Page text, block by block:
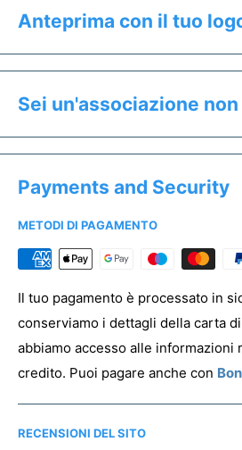
Anteprima con il tuo
Clicca il pulsante "Preventivo &
Calcolare il prezzo esatto del
Salvare un preventivo
Acquistare campioni senza
Sei un'associazione
Se sei un'associazione non profit
Terzo Settore.
Per registrare la tua associazione
Payments and Security
METODI DI PAGAMENTO
Il tuo pagamento è processato in
conserviamo i dettagli della carta
abbiamo accesso alle informazioni
credito. Puoi pagare anche con
RECENSIONI DEL SITO